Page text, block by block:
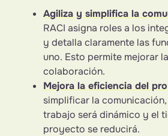
Agiliza y simplifica la
RACI asigna roles a los
y detalla claramente las
uno. Esto permite mejorar
colaboración.
Mejora la eficiencia del
simplificar la
trabajo será dinámico y el
proyecto se reducirá.